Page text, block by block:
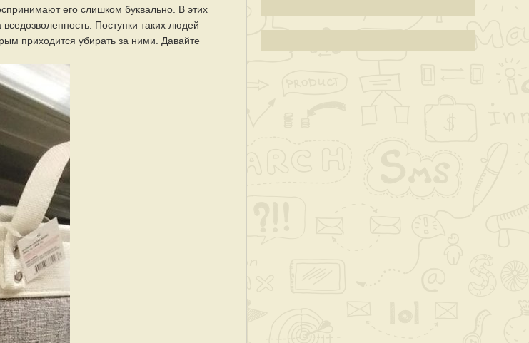
его слишком буквально. В этих
Поступки таких людей
приходится убирать за ними. Давайте